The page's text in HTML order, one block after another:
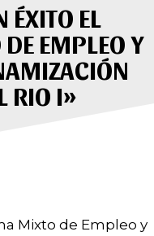
ÉXITO EL
EMPLEO Y
RIO I»
Mixto de Empleo y